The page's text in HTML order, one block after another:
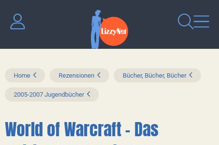
Home Rezensionen Bücher, Bücher, Bücher
2005-2007 Jugendbücher
World of Warcraft - Das